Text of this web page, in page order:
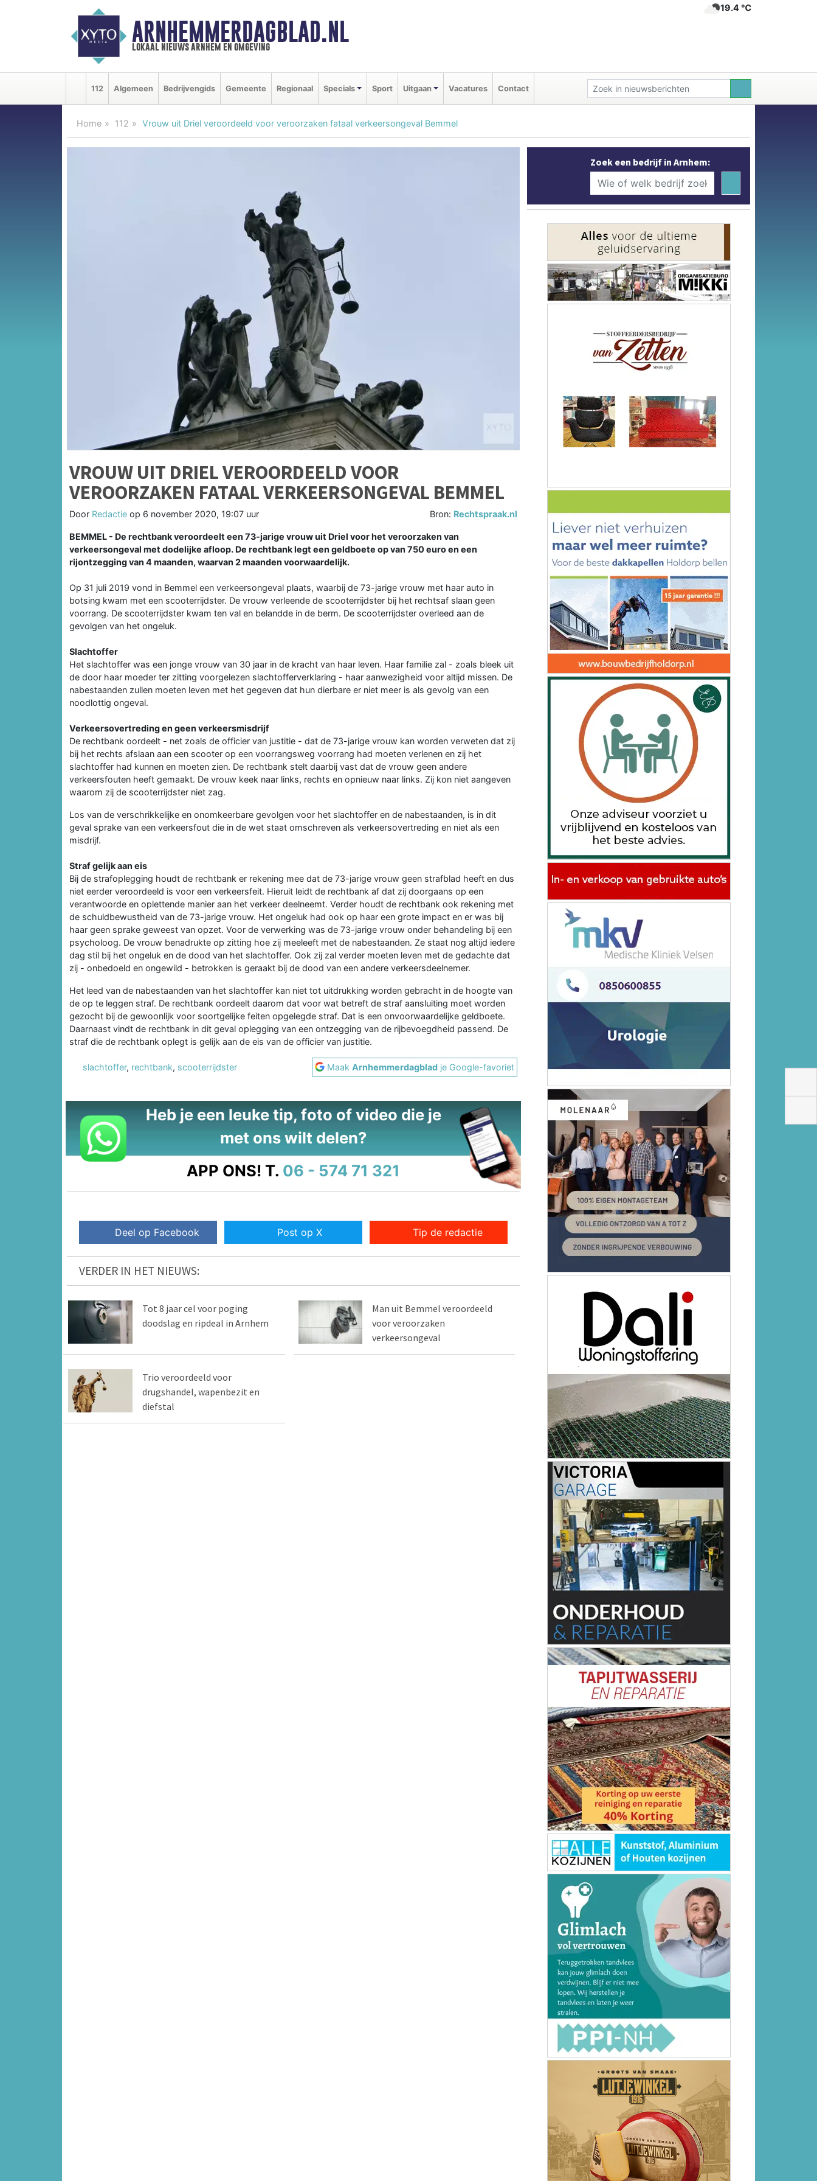
ARNHEMMERDAGBLAD.NL
lokaal nieuws arnhem en omgeving
19.4 ℃
112 Algemeen Bedrijvengids Gemeente Regionaal Specials Sport Uitgaan Vacatures Contact
Home 112 Vrouw uit Driel veroordeeld voor veroorzaken fataal verkeersongeval Bemmel
VROUW UIT DRIEL VEROORDEELD VOOR
VEROORZAKEN FATAAL VERKEERSONGEVAL BEMMEL
Door Redactie op 6 november 2020, 19:07 uur Bron: Rechtspraak.nl
BEMMEL - De rechtbank veroordeelt een 73-jarige vrouw uit Driel voor het veroorzaken van
verkeersongeval met dodelijke afloop. De rechtbank legt een geldboete op van 750 euro en een
rijontzegging van 4 maanden, waarvan 2 maanden voorwaardelijk.
Op 31 juli 2019 vond in Bemmel een verkeersongeval plaats, waarbij de 73-jarige vrouw met haar auto in
botsing kwam met een scooterrijdster. De vrouw verleende de scooterrijdster bij het rechtsaf slaan geen
voorrang. De scooterrijdster kwam ten val en belandde in de berm. De scooterrijdster overleed aan de
gevolgen van het ongeluk.
Slachtoffer
Het slachtoffer was een jonge vrouw van 30 jaar in de kracht van haar leven. Haar familie zal - zoals bleek uit
de door haar moeder ter zitting voorgelezen slachtofferverklaring - haar aanwezigheid voor altijd missen. De
nabestaanden zullen moeten leven met het gegeven dat hun dierbare er niet meer is als gevolg van een
noodlottig ongeval.
Verkeersovertreding en geen verkeersmisdrijf
De rechtbank oordeelt - net zoals de officier van justitie - dat de 73-jarige vrouw kan worden verweten dat zij
bij het rechts afslaan aan een scooter op een voorrangsweg voorrang had moeten verlenen en zij het
slachtoffer had kunnen en moeten zien. De rechtbank stelt daarbij vast dat de vrouw geen andere
verkeersfouten heeft gemaakt. De vrouw keek naar links, rechts en opnieuw naar links. Zij kon niet aangeven
waarom zij de scooterrijdster niet zag.
Los van de verschrikkelijke en onomkeerbare gevolgen voor het slachtoffer en de nabestaanden, is in dit
geval sprake van een verkeersfout die in de wet staat omschreven als verkeersovertreding en niet als een
misdrijf.
Straf gelijk aan eis
Bij de strafoplegging houdt de rechtbank er rekening mee dat de 73-jarige vrouw geen strafblad heeft en dus
niet eerder veroordeeld is voor een verkeersfeit. Hieruit leidt de rechtbank af dat zij doorgaans op een
verantwoorde en oplettende manier aan het verkeer deelneemt. Verder houdt de rechtbank ook rekening met
de schuldbewustheid van de 73-jarige vrouw. Het ongeluk had ook op haar een grote impact en er was bij
haar geen sprake geweest van opzet. Voor de verwerking was de 73-jarige vrouw onder behandeling bij een
psycholoog. De vrouw benadrukte op zitting hoe zij meeleeft met de nabestaanden. Ze staat nog altijd iedere
dag stil bij het ongeluk en de dood van het slachtoffer. Ook zij zal verder moeten leven met de gedachte dat
zij - onbedoeld en ongewild - betrokken is geraakt bij de dood van een andere verkeersdeelnemer.
Het leed van de nabestaanden van het slachtoffer kan niet tot uitdrukking worden gebracht in de hoogte van
de op te leggen straf. De rechtbank oordeelt daarom dat voor wat betreft de straf aansluiting moet worden
gezocht bij de gewoonlijk voor soortgelijke feiten opgelegde straf. Dat is een onvoorwaardelijke geldboete.
Daarnaast vindt de rechtbank in dit geval oplegging van een ontzegging van de rijbevoegdheid passend. De
straf die de rechtbank oplegt is gelijk aan de eis van de officier van justitie.
slachtoffer, rechtbank, scooterrijdster MaakArnhemmerdagblad je Google-favoriet
Heb je een leuke tip, foto of video die je
met ons wilt delen?
APP ONS! T. 06 - 574 71 321
Deel op Facebook Post op X Tip de redactie
VERDER IN HET NIEUWS:
Tot 8 jaar cel voor poging
doodslag en ripdeal in Arnhem
Man uit Bemmel veroordeeld
voor veroorzaken
verkeersongeval
Trio veroordeeld voor
drugshandel, wapenbezit en
diefstal
Zoek een bedrijf in Arnhem: